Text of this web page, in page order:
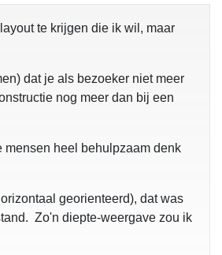
te krijgen die ik wil, maar
dat je als bezoeker niet meer
nog meer dan bij een
heel behulpzaam denk
georienteerd), dat was
Zo'n diepte-weergave zou ik